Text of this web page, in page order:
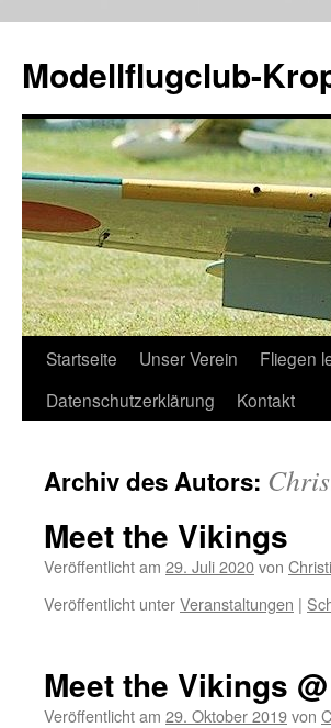
springen
Modellflugclub-
Startseite Unser Verein Fliegen
Datenschutzerklärung
Kontakt
Archiv des Autors:
Meet the Vikings
Veröffentlicht am 29. Juli 2020von
Veröffentlicht unterVeranstaltungen |
Meet the Vikings
Veröffentlicht am 29. Oktober 2019von